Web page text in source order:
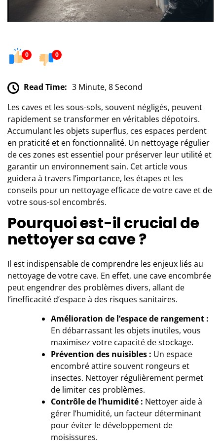
0 0
Read Time: 3 Minute, 8 Second
Les caves et les sous-sols, souvent négligés, peuvent
rapidement se transformer en véritables dépotoirs.
Accumulant les objets superflus, ces espaces perdent
en praticité et en fonctionnalité. Un nettoyage régulier
de ces zones est essentiel pour préserver leur utilité et
garantir un environnement sain. Cet article vous
guidera à travers l’importance, les étapes et les
conseils pour un nettoyage efficace de votre cave et de
votre sous-sol encombrés.
Pourquoi est-il crucial de
nettoyer sa cave ?
Il est indispensable de comprendre les enjeux liés au
nettoyage de votre cave. En effet, une cave encombrée
peut engendrer des problèmes divers, allant de
l’inefficacité d’espace à des risques sanitaires.
Amélioration de l’espace de rangement :
En débarrassant les objets inutiles, vous
maximisez votre capacité de stockage.
Prévention des nuisibles : Un espace
encombré attire souvent rongeurs et
insectes. Nettoyer régulièrement permet
de limiter ces problèmes.
Contrôle de l’humidité : Nettoyer aide à
gérer l’humidité, un facteur déterminant
pour éviter le développement de
moisissures.